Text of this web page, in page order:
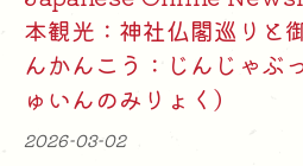
本観光：神社仏閣巡りと
んかんこう：じんじゃぶ
ゅいんのみりょく）
2026-03-02